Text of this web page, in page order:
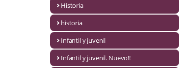
Guerra Civil Española
Historia
historia
Infantil y juvenil
Infantil y juvenil. Nuevo!!